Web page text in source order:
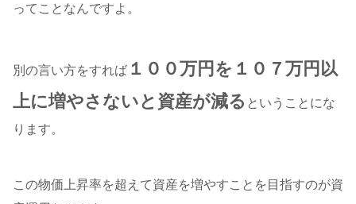
ってことなんですよ。
別の言い方をすれば １００万円を１０７万円以
上に増やさないと資産が減る ということにな
ります。
この物価上昇率を超えて資産を増やすことを目指すのが資